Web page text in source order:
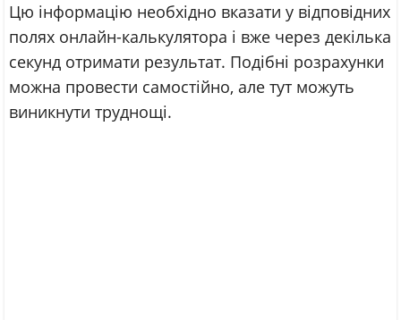
Цю інформацію необхідно вказати у відповідних
полях онлайн-калькулятора і вже через декілька
секунд отримати результат. Подібні розрахунки
можна провести самостійно, але тут можуть
виникнути труднощі.